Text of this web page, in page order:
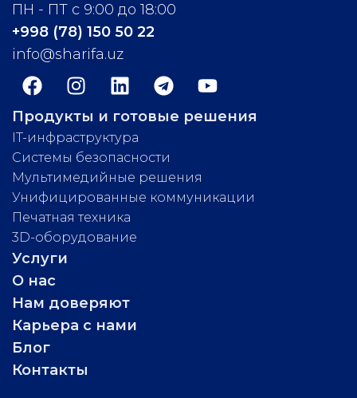
ПН - ПТ с 9:00 до 18:00
+998 (78) 150 50 22
info@sharifa.uz
Продукты и готовые решения
IT-инфраструктура
Системы безопасности
Мультимедийные решения
Унифицированные коммуникации
Печатная техника
3D-оборудование
Услуги
О нас
Нам доверяют
Карьера с нами
Блог
Контакты